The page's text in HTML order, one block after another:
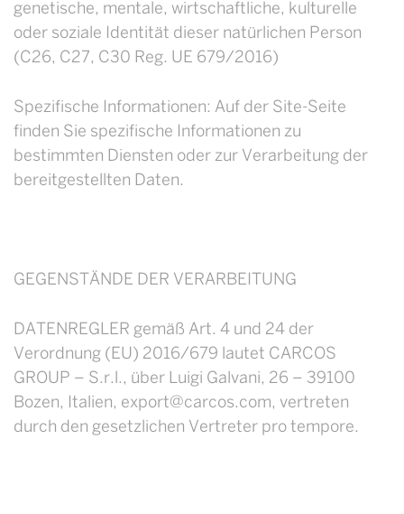
genetische, mentale, wirtschaftliche, kulturelle
oder soziale Identität dieser natürlichen Person
(C26, C27, C30 Reg. UE 679/2016)
Spezifische Informationen: Auf der Site-Seite
finden Sie spezifische Informationen zu
bestimmten Diensten oder zur Verarbeitung der
bereitgestellten Daten.
GEGENSTÄNDE DER VERARBEITUNG
DATENREGLER gemäß Art. 4 und 24 der
Verordnung (EU) 2016/679 lautet CARCOS
GROUP – S.r.l., über Luigi Galvani, 26 – 39100
Bozen, Italien, export@carcos.com, vertreten
durch den gesetzlichen Vertreter pro tempore.